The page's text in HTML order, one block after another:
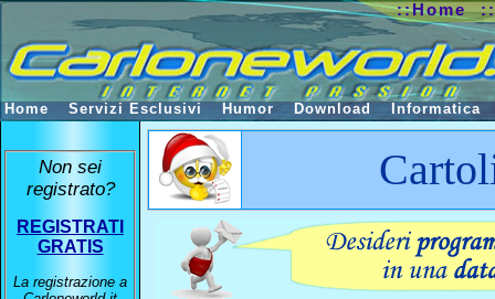
Non sei
registrato?
REGISTRATI
GRATIS
La registrazione a
::Home
Home Servizi Esclusivi Humor Download Informatica